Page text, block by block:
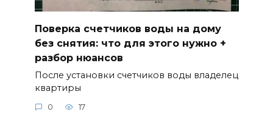
Поверка счетчиков воды на дому
без снятия: что для этого нужно +
разбор нюансов
После установки счетчиков воды владелец
квартиры
0 17